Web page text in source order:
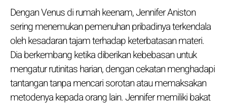
Dengan Venus di rumah keenam, Jennifer Aniston
sering menemukan pemenuhan pribadinya terkendala
oleh kesadaran tajam terhadap keterbatasan materi.
Dia berkembang ketika diberikan kebebasan untuk
mengatur rutinitas harian, dengan cekatan menghadapi
tantangan tanpa mencari sorotan atau memaksakan
metodenya kepada orang lain. Jennifer memiliki bakat